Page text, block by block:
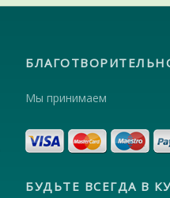
Мы принимаем
БУДЬТЕ ВСЕГДА В